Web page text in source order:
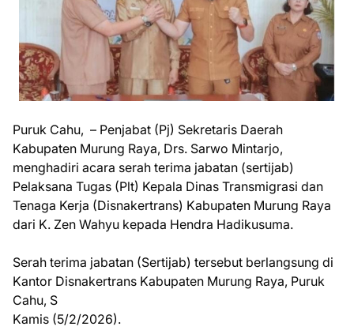
Puruk Cahu, – Penjabat (Pj) Sekretaris Daerah
Kabupaten Murung Raya, Drs. Sarwo Mintarjo,
menghadiri acara serah terima jabatan (sertijab)
Pelaksana Tugas (Plt) Kepala Dinas Transmigrasi dan
Tenaga Kerja (Disnakertrans) Kabupaten Murung Raya
dari K. Zen Wahyu kepada Hendra Hadikusuma.
Serah terima jabatan (Sertijab) tersebut berlangsung di
Kantor Disnakertrans Kabupaten Murung Raya, Puruk
Cahu, S
Kamis (5/2/2026).